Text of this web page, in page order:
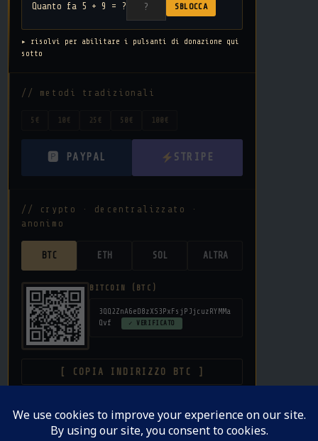
Quanto fa 5 + 9 = ? SBLOCCA
▸ risolvi per abilitare i pulsanti di donazione qui
sotto
// metodi tradizionali
5€ 10€ 25€ 50€ 100€
🅿 PAYPAL STRIPE
// crypto · decentralizzato ·
anonimo
BTC ETH SOL ALTRA
BITCOIN (BTC)
3QQ2ZnA6eD8zXS3PxFsjPJjcuzRYMMa
Qvf
✓ VERIFICATO
[ COPIA INDIRIZZO BTC ]
donazione libera · nessuna commissione su crypto ·
privacy garantita